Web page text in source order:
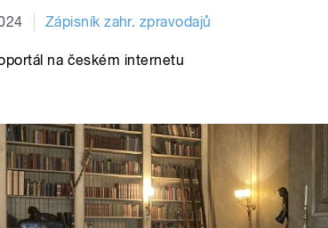
Zápisník zahr. zpravodajů
na českém internetu